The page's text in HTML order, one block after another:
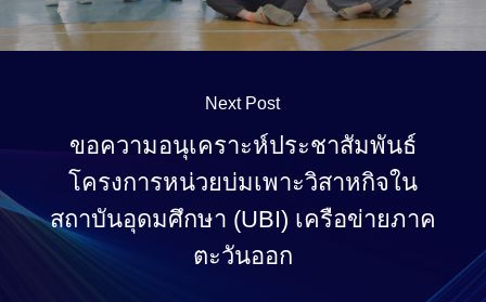
Next Post
ขอความอนุเคราะห์ประชาสัมพันธ์
โครงการหน่วยบ่มเพาะวิสาหกิจใน
สถาบันอุดมศึกษา (UBI) เครือข่ายภาค
ตะวันออก